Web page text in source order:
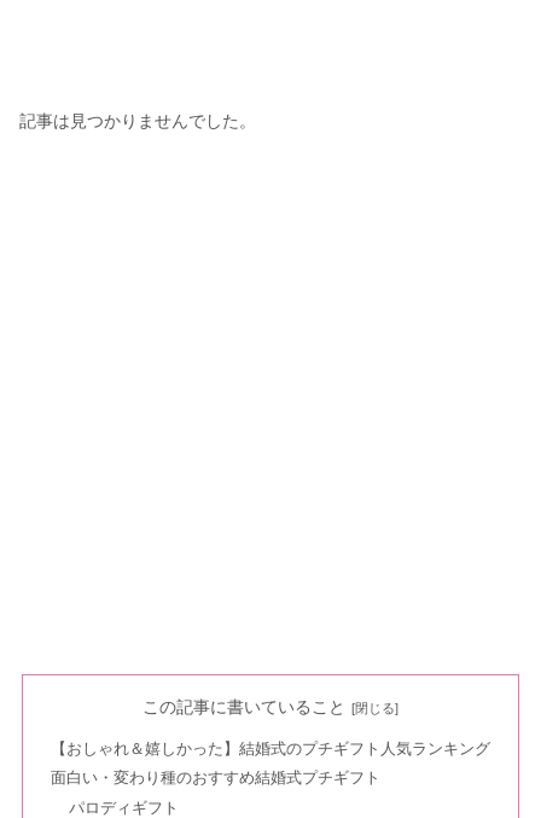
記事は見つかりませんでした。
この記事に書いていること
【おしゃれ＆嬉しかった】結婚式のプチギフト人気ランキング
面白い・変わり種のおすすめ結婚式プチギフト
パロディギフト